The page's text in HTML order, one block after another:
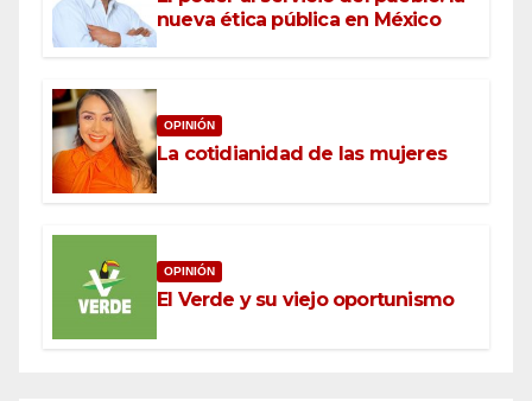
nueva ética pública en México
OPINIÓN
La cotidianidad de las mujeres
OPINIÓN
El Verde y su viejo oportunismo